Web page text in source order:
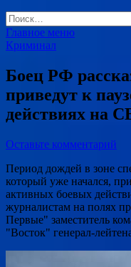
Найти:
Главное меню
Криминал
Боец РФ
приведут к
действиях на
Оставьте комментарий
Период дождей в зоне
который уже начался,
активных боевых
журналистам на полях
Первые" заместитель
"Восток" генерал-